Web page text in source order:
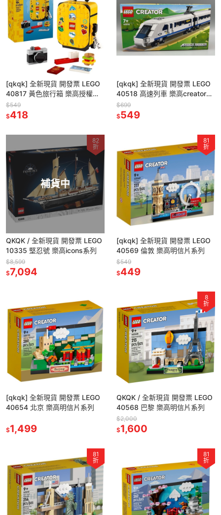
[qkqk] 全新現貨 開發票 LEGO
40817 黃色旅行箱 樂高授權店
系列
$549
$418
[qkqk] 全新現貨 開發票 LEGO
40518 高速列車 樂高creator系
列
$699
$549
補貨中
82
折
QKQK / 全新現貨 開發票 LEGO
10335 堅忍號 樂高icons系列
$8,599
$7,094
81
折
[qkqk] 全新現貨 開發票 LEGO
40569 倫敦 樂高明信片系列
$549
$449
[qkqk] 全新現貨 開發票 LEGO
40654 北京 樂高明信片系列
$1,499
8
折
QKQK / 全新現貨 開發票 LEGO
40568 巴黎 樂高明信片系列
$2,000
$1,600
81
折
81
折